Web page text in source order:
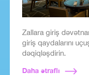
Zallara giriş
giriş qaydalarını
dəqiqləşdirin.
Daha ətraflı